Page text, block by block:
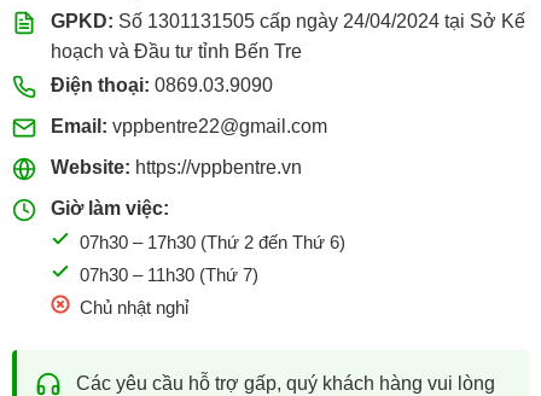
GPKD: Số 1301131505 cấp ngày 24/04/2024 tại Sở Kế
hoạch và Đầu tư tỉnh Bến Tre
Điện thoại: 0869.03.9090
Email: vppbentre22@gmail.com
Website: https://vppbentre.vn
Giờ làm việc:
07h30 – 17h30 (Thứ 2 đến Thứ 6)
07h30 – 11h30 (Thứ 7)
Chủ nhật nghỉ
Các yêu cầu hỗ trợ gấp, quý khách hàng vui lòng